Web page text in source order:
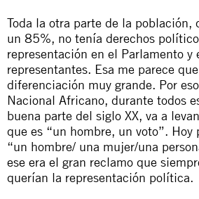
Toda la otra parte de la población,
un 85%, no tenía derechos
representación en el Parlamento y
representantes. Esa me parece
diferenciación muy grande. Por
Nacional Africano, durante todos
buena parte del siglo XX, va a
que es “un hombre, un voto”. Hoy
“un hombre/ una mujer/una
ese era el gran reclamo que
querían la representación política.